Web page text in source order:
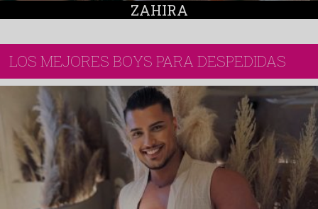
ZAHIRA
LOS MEJORES BOYS PARA DESPEDIDAS